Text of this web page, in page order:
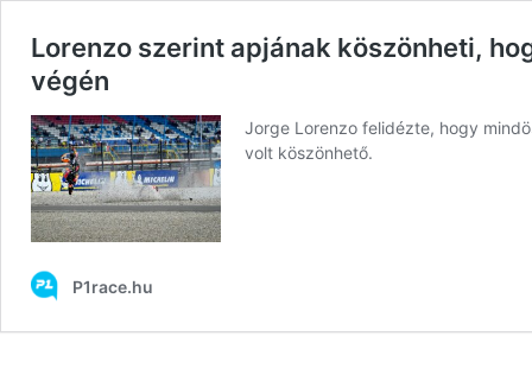
Lorenzo szerint apjának köszönheti,
végén
Jorge Lorenzo felidézte, hogy
volt köszönhető.
P1race.hu